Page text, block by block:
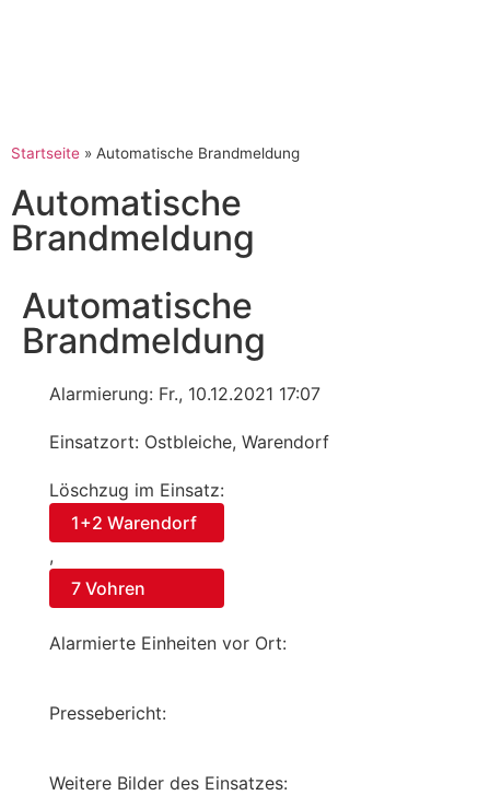
Startseite » Automatische Brandmeldung
Automatische
Brandmeldung
Automatische
Brandmeldung
Alarmierung: Fr., 10.12.2021 17:07
Einsatzort: Ostbleiche, Warendorf
Löschzug im Einsatz:
1+2 Warendorf
,
7 Vohren
Alarmierte Einheiten vor Ort:
Pressebericht:
Weitere Bilder des Einsatzes: